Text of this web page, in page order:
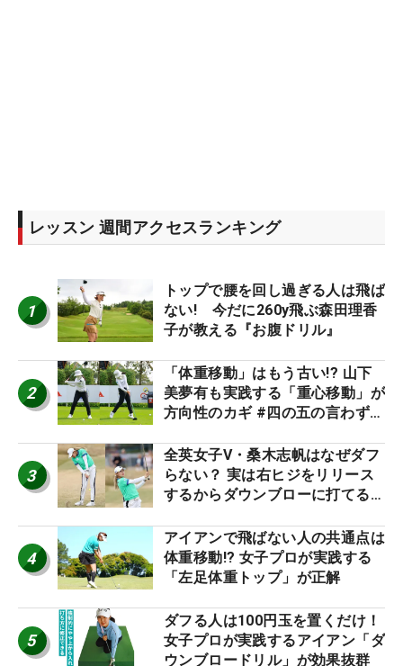
レッスン 週間アクセスランキング
1
トップで腰を回し過ぎる人は飛ば
ない! 今だに260y飛ぶ森田理香
子が教える『お腹ドリル』
2
「体重移動」はもう古い!? 山下
美夢有も実践する「重心移動」が
方向性のカギ #四の五の言わず振
3
全英女子V・桑木志帆はなぜダフ
らない？ 実は右ヒジをリリース
するからダウンブローに打てる #
4
アイアンで飛ばない人の共通点は
体重移動!? 女子プロが実践する
「左足体重トップ」が正解
5
ダフる人は100円玉を置くだけ！
女子プロが実践するアイアン「ダ
ウンブロードリル」が効果抜群